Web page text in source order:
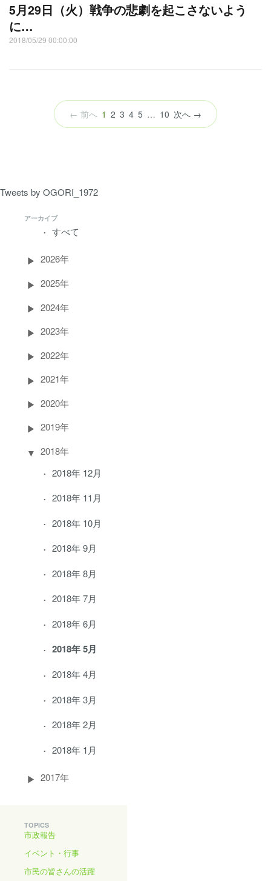
Tweets by OGORI_1972
アーカイブ
すべて
2026年
2025年
2024年
2023年
2022年
2021年
2020年
2019年
2018年
2018年 12月
2018年 11月
2018年 10月
2018年 9月
2018年 8月
2018年 7月
2018年 6月
2018年 5月
2018年 4月
2018年 3月
2018年 2月
2018年 1月
2017年
TOPICS
市政報告
イベント・行事
市民の皆さんの活躍
5月29日（火）戦争の悲劇を起こさないよう
に…
2018/05/29 00:00:00
← 前へ 1 （こ
の
2 3 4 5 … 10 次へ →